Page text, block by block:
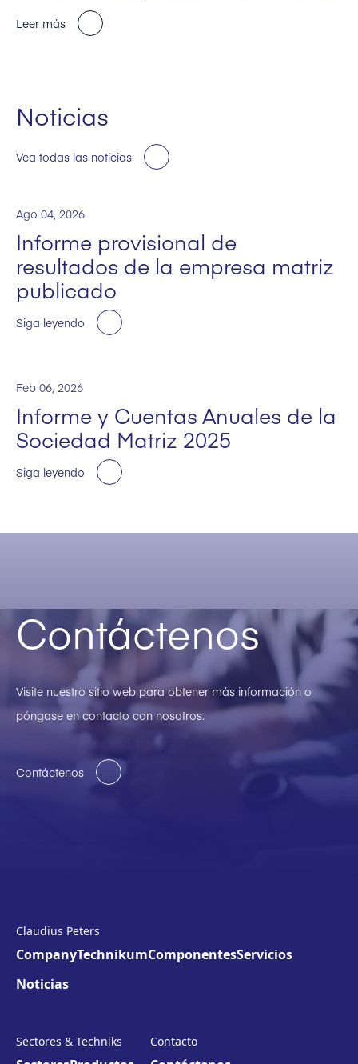
Leer más
Noticias
Vea todas las noticias
Ago 04, 2026
Informe provisional de
resultados de la empresa matriz
publicado
Siga leyendo
Feb 06, 2026
Informe y Cuentas Anuales de la
Sociedad Matriz 2025
Siga leyendo
Contáctenos
Visite nuestro sitio web para obtener más información o
póngase en contacto con nosotros.
Contáctenos
Claudius Peters
CompanyTechnikumComponentesServicios
Noticias
Sectores & Techniks Contacto